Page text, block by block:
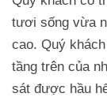
tươi sống vừa
cao. Quý
tầng trên của
sát được hầu